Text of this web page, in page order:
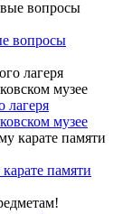
вопросы
лагеря
музее
памяти